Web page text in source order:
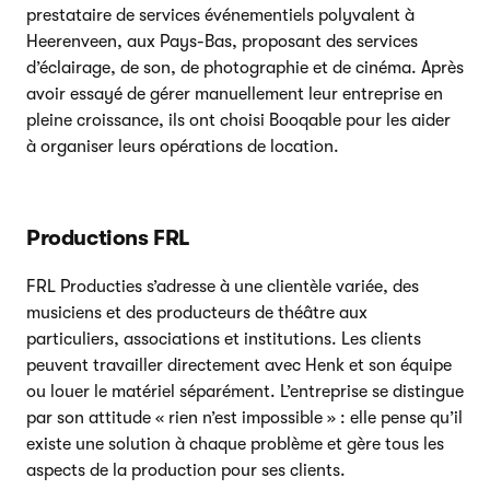
prestataire de services événementiels polyvalent à
Heerenveen, aux Pays-Bas, proposant des services
d’éclairage, de son, de photographie et de cinéma. Après
avoir essayé de gérer manuellement leur entreprise en
pleine croissance, ils ont choisi Booqable pour les aider
à organiser leurs opérations de location.
Productions FRL
FRL Producties s’adresse à une clientèle variée, des
musiciens et des producteurs de théâtre aux
particuliers, associations et institutions. Les clients
peuvent travailler directement avec Henk et son équipe
ou louer le matériel séparément. L’entreprise se distingue
par son attitude « rien n’est impossible » : elle pense qu’il
existe une solution à chaque problème et gère tous les
aspects de la production pour ses clients.